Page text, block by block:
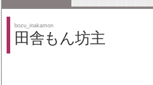
bozu_inakamon
田舎もん坊主